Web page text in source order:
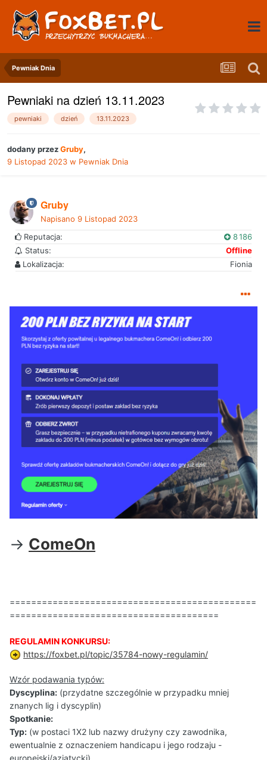
Pewniak Dnia
Pewniaki na dzień 13.11.2023
pewniaki dzień 13.11.2023
dodany przezGruby,
9 Listopad 2023 w Pewniak Dnia
Gruby
Napisano 9 Listopad 2023
Reputacja:
8 186
Status:
Offline
Lokalizacja:
Fionia
-> ComeOn
==============================================
=======================================
REGULAMIN KONKURSU:
https://foxbet.pl/topic/35784-nowy-regulamin/
Wzór podawania typów:
Dyscyplina: (przydatne szczególnie w przypadku mniej
znanych lig i dyscyplin)
Spotkanie:
Typ: (w postaci 1X2 lub nazwy drużyny czy zawodnika,
ewentualnie z oznaczeniem handicapu i jego rodzaju -
europejski/azjatycki)